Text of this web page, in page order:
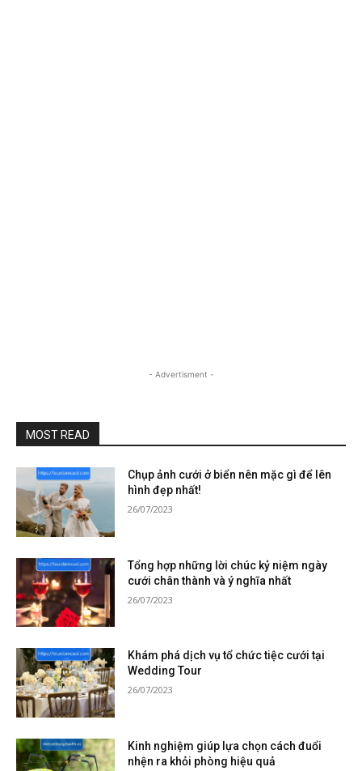
- Advertisment -
MOST READ
Chụp ảnh cưới ở biển nên mặc gì để lên
hình đẹp nhất!
26/07/2023
Tổng hợp những lời chúc kỷ niệm ngày
cưới chân thành và ý nghĩa nhất
26/07/2023
Khám phá dịch vụ tổ chức tiệc cưới tại
Wedding Tour
26/07/2023
Kinh nghiệm giúp lựa chọn cách đuổi
nhện ra khỏi phòng hiệu quả